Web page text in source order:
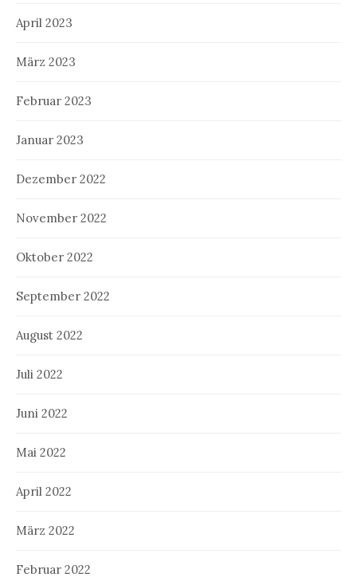
April 2023
März 2023
Februar 2023
Januar 2023
Dezember 2022
November 2022
Oktober 2022
September 2022
August 2022
Juli 2022
Juni 2022
Mai 2022
April 2022
März 2022
Februar 2022